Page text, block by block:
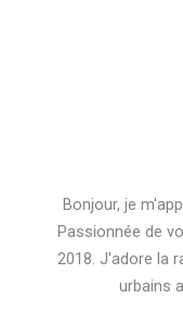
Bonjour, je
Passionnée de
2018. J'adore la
urbains